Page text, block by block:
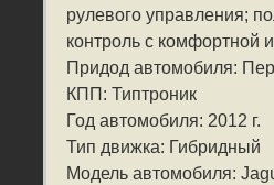
рулевого управления;
контроль с комфортной
Придод автомобиля:
КПП: Типтроник
Год автомобиля: 2012 г.
Тип движка: Гибридный
Модель автомобиля: